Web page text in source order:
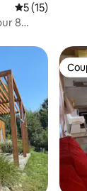
Évaluation
5 (15)
8